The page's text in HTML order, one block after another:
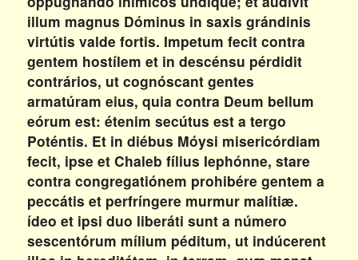
illum magnus Dóminus in saxis grándinis
virtútis valde fortis. Impetum fecit contra
gentem hostílem et in descénsu pérdidit
contrários, ut cognóscant gentes
armatúram eius, quia contra Deum bellum
eórum est: étenim secútus est a tergo
Poténtis. Et in diébus Móysi misericórdiam
fecit, ipse et Chaleb fílius Iephónne, stare
contra congregatiónem prohibére gentem a
peccátis et perfríngere murmur malítiæ.
ídeo et ipsi duo liberáti sunt a número
sescentórum mílium péditum, ut indúcerent